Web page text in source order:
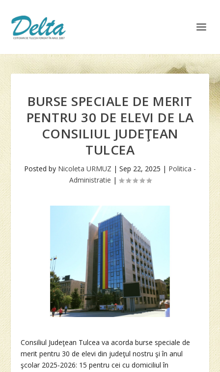
BURSE SPECIALE DE MERIT
PENTRU 30 DE ELEVI DE LA
CONSILIUL JUDEŢEAN
TULCEA
Posted by Nicoleta URMUZ | Sep 22, 2025 | Politica -
Administratie |
Consiliul Judeţean Tulcea va acorda burse speciale de
merit pentru 30 de elevi din judeţul nostru şi în anul
şcolar 2025-2026: 15 pentru cei cu domiciliul în